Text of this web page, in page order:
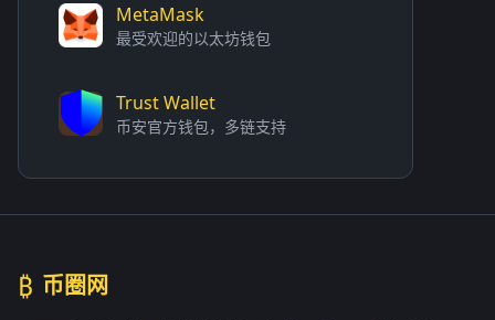
MetaMask
最受欢迎的以太坊钱包
Trust Wallet
币安官方钱包，多链支持
₿ 币圈网